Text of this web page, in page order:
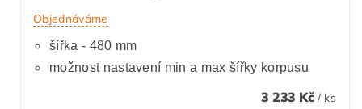
Objednáváme
šířka - 480 mm
možnost nastavení min a max šířky korpusu
3 233 Kč / ks